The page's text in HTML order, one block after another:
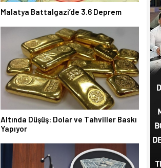
Malatya Battalgazi’de 3.6 Deprem
Altında Düşüş: Dolar ve Tahviller Baskı
Yapıyor